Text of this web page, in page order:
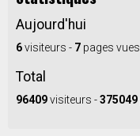
Aujourd'hui
6visiteurs - 7 pages vues
Total
96409visiteurs -375049